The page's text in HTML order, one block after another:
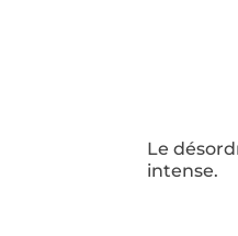
Le
intense.